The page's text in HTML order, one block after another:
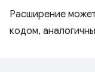
Расширение
кодом,